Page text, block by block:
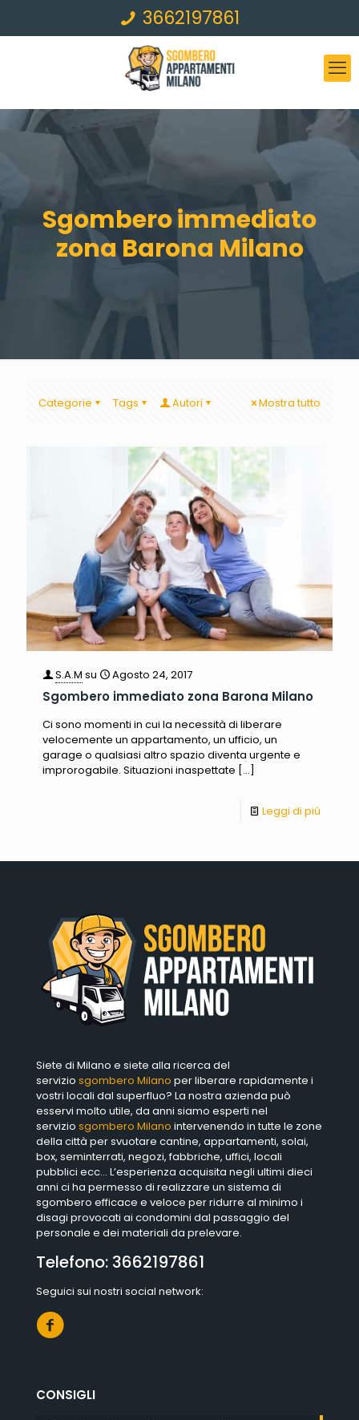
3662197861
Sgombero immediato
zona Barona Milano
Categorie Tags Autori Mostra tutto
S.A.M su Agosto 24, 2017
Sgombero immediato zona Barona Milano
Ci sono momenti in cui la necessità di liberare
velocemente un appartamento, un ufficio, un
garage o qualsiasi altro spazio diventa urgente e
improrogabile. Situazioni inaspettate […]
Leggi di più
Siete di Milano e siete alla ricerca del
servizio sgombero Milano per liberare rapidamente i
vostri locali dal superfluo? La nostra azienda può
esservi molto utile, da anni siamo esperti nel
servizio sgombero Milano intervenendo in tutte le zone
della città per svuotare cantine, appartamenti, solai,
box, seminterrati, negozi, fabbriche, uffici, locali
pubblici ecc… L’esperienza acquisita negli ultimi dieci
anni ci ha permesso di realizzare un sistema di
sgombero efficace e veloce per ridurre al minimo i
disagi provocati ai condomini dal passaggio del
personale e dei materiali da prelevare.
Telefono: 3662197861
Seguici sui nostri social network:
CONSIGLI